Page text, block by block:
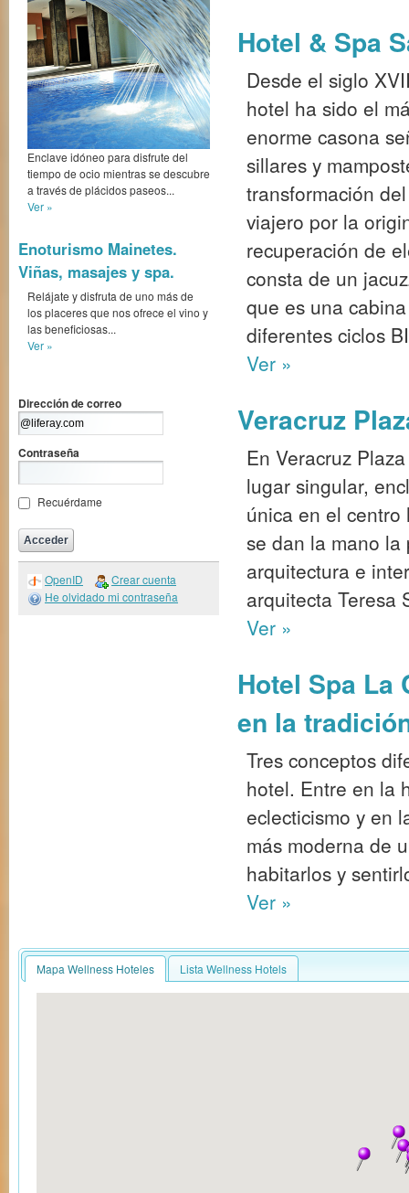
Enclave idóneo para disfrute del
tiempo de ocio mientras se descubre
a través de plácidos paseos...
Ver »
Enoturismo Mainetes.
Viñas, masajes y spa.
Relájate y disfruta de uno más de
los placeres que nos ofrece el vino y
las beneficiosas...
Ver »
Dirección de correo
Contraseña
Recuérdame
OpenID
Crear cuenta
He olvidado mi contraseña
Hotel & Spa
Desde el siglo
hotel ha sido el
enorme casona
sillares y
transformación
viajero por la
recuperación de
consta de un
que es una
diferentes ciclos
Ver »
Veracruz
En Veracruz
lugar singular,
única en el
se dan la mano
arquitectura e
arquitecta Teresa
Ver »
Hotel Spa La
en la
Tres conceptos
hotel. Entre en la
eclecticismo y en
más moderna de
habitarlos y
Ver »
Mapa Wellness Hoteles Lista Wellness Hotels